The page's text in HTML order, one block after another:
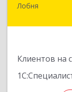
Лобня
Клиентов на
141730,